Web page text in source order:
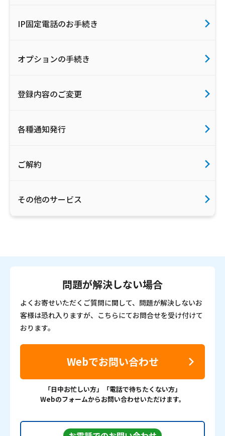
IP固定電話のお手続き
オプションの手続き
登録内容のご変更
各種通知発行
ご解約
その他のサービス
問題が解決しない場合
よくお寄せいただくご質問に関して、問題が解決しないお
客様は恐れ入りますが、こちらにてお問合せを受け付けて
おります。
Webでお問い合わせ
「日中お忙しい方」「電話で待ちたくない方」
Webのフォームからお問い合わせいただけます。